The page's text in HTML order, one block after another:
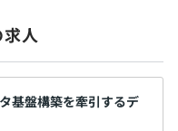
人
基盤構築を牽引するデ